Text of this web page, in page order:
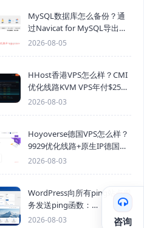
MySQL数据库怎么备份？通
过Navicat for MySQL导出
Mysql数据库为SQL格式备份
2026-08-05
HHost香港VPS怎么样？CMI
优化线路KVM VPS年付$25
起，4GB内存优惠套餐
2026-08-03
Hoyoverse德国VPS怎么样？
9929优化线路+原生IP德国
KVM VPS推荐
2026-08-03
WordPress向所有ping站点服
务发送ping函数：
generic_ping
2026-08-03 咨询